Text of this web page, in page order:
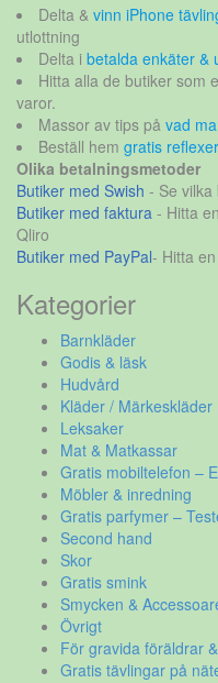
Delta & vinn iPhone
utlottning
Delta i betalda enkäter &
Hitta alla de butiker som
varor.
Massor av tips på vad
Beställ hem gratis reflexer
Olika betalningsmetoder
Butiker med Swish - Se vilka
Butiker med faktura - Hitta
Qliro
Butiker med PayPal- Hitta
Kategorier
Barnkläder
Godis & läsk
Hudvård
Kläder / Märkeskläder
Leksaker
Mat & Matkassar
Gratis mobiltelefon –
Möbler & inredning
Gratis parfymer –
Second hand
Skor
Gratis smink
Smycken &
Övrigt
För gravida föräldrar
Gratis tävlingar på